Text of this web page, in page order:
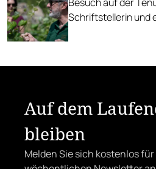
Schriftstellerin und
Auf dem
bleiben
Melden Sie sich kostenlos